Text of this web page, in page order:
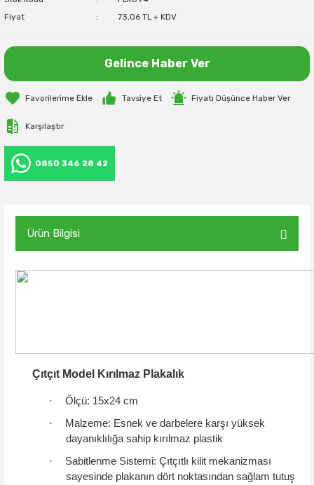
Fiyat
73,06 TL + KDV
Gelince Haber Ver
Tavsiye Et Fiyatı Düşünce Haber Ver
Karşılaştır
0850 346 28 42
Ürün Bilgisi
Çıtçıt Model Kırılmaz Plakalık
· Ölçü: 15x24 cm
·
Malzeme: Esnek ve darbelere karşı yüksek
dayanıklılığa sahip kırılmaz plastik
·
Sabitlenme Sistemi: Çıtçıtlı kilit mekanizması
sayesinde plakanın dört noktasından sağlam tutuş